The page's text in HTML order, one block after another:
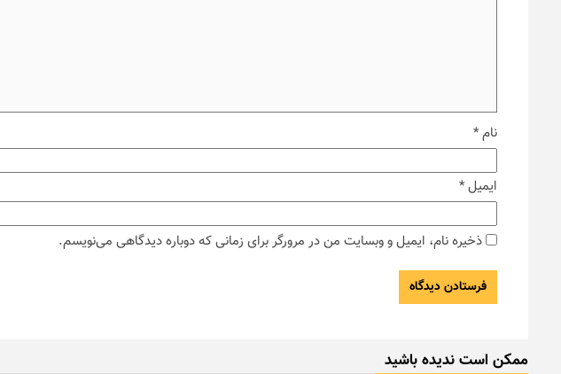
نام*
ایمیل*
ذخیره نام، ایمیل و وبسایت من در مرورگر برای زمانی که دوباره دیدگاهی می‌نویسم.
ممکن است ندیده باشید